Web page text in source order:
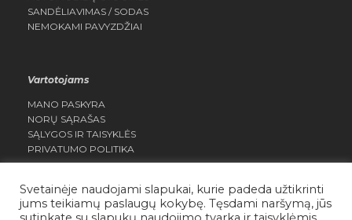
SANDĖLIAVIMAS / SODAS
NEMOKAMI PAVYZDŽIAI
Vartotojams
MANO PASKYRA
NORŲ SĄRAŠAS
SĄLYGOS IR TAISYKLĖS
PRIVATUMO POLITIKA
Svetainėje naudojami slapukai, kurie padeda užtikrinti
jums teikiamų paslaugų kokybę. Tęsdami naršymą, jūs